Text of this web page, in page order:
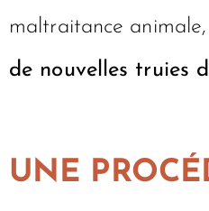
maltraitance
de nouvelles truies
UNE